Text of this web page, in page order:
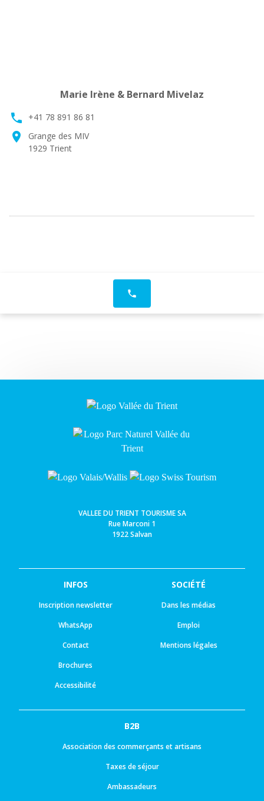
Marie Irène & Bernard Mivelaz
phone +41 78 891 86 81
location_on
Grange des MIV
1929 Trient
phone
VALLEE DU TRIENT TOURISME SA
Rue Marconi 1
1922 Salvan
INFOS
Inscription newsletter
WhatsApp
Contact
Brochures
Accessibilité
SOCIÉTÉ
Dans les médias
Emploi
Mentions légales
B2B
Association des commerçants et artisans
Taxes de séjour
Ambassadeurs